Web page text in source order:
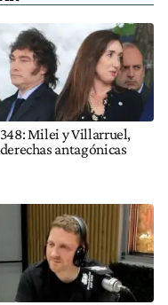
Milei y Villarruel,
antagónicas